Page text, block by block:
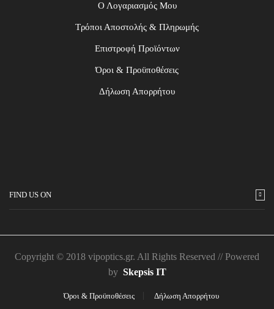
Ο Λογαριασμός Μου
Τρόποι Αποστολής & Πληρωμής
Επιστροφή Προϊόντων
Όροι & Προϋποθέσεις
Δήλωση Απορρήτου
FIND US ON
Copyright © 2018 vipoptics.gr. All Rights Reserved // Powered
by Skepsis IT
Όροι & Προϋποθέσεις Δήλωση Απορρήτου